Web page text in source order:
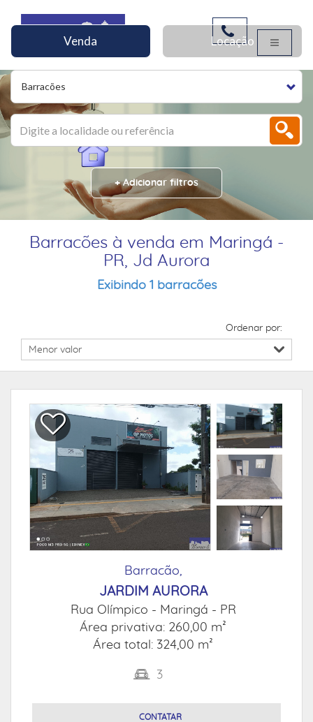
Barracões
Venda Locação
+ Adicionar filtros
Barracões à venda em Maringá -
PR, Jd Aurora
Exibindo 1 barracões
Ordenar por:
Barracão,
JARDIM AURORA
Rua Olímpico - Maringá - PR
Área privativa: 260,00 m²
Área total: 324,00 m²
3
CONTATAR